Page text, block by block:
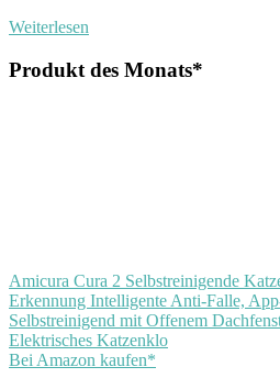
Weiterlesen
Produkt des Monats*
Amicura Cura 2 Selbstreinigende
Erkennung Intelligente Anti-Falle,
Selbstreinigend mit Offenem
Elektrisches Katzenklo
Bei Amazon kaufen*